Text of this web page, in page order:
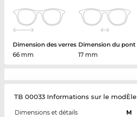
Dimension des verres
66 mm
Dimension du pont
17 mm
TB 00033 Informations sur le modÈle
Dimensions et détails
M